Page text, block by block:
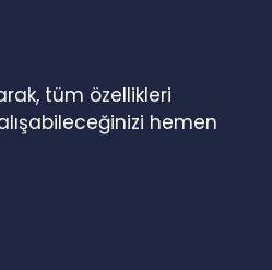
tüm özellikleri
hemen